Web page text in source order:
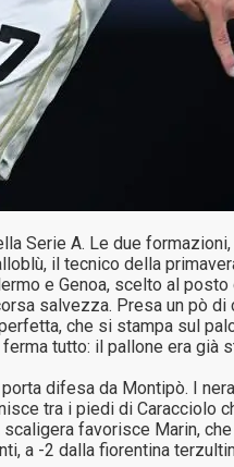
Serie A. Le due
il tecnico della
e Genoa, scelto al posto
salvezza. Presa un pò di
che si stampa sul
tutto: il pallone era già
difesa da Montipò. I
tra i piedi di Caracciolo
favorisce Marin,
a -2 dalla fiorentina